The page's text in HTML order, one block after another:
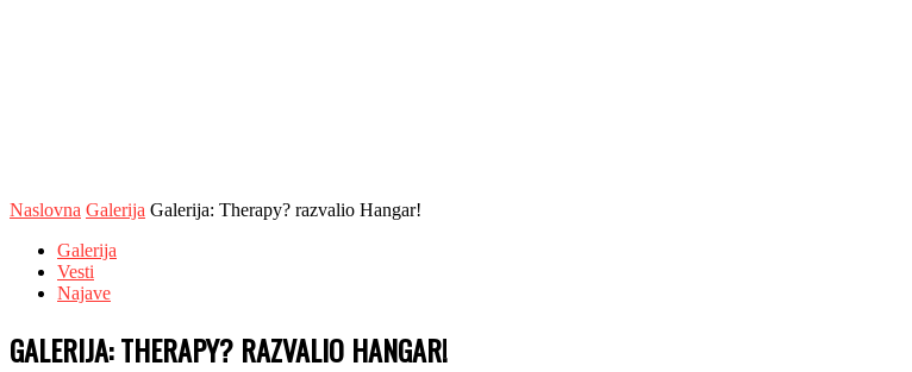
Naslovna Galerija Galerija: Therapy? razvalio Hangar!
Galerija
Vesti
Najave
GALERIJA: THERAPY? RAZVALIO HANGAR!